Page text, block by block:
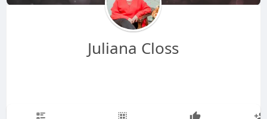
Juliana Closs